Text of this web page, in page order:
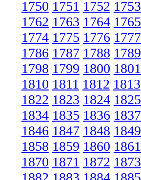
1750 1751 1752 1753
1762 1763 1764 1765
1774 1775 1776 1777
1786 1787 1788 1789
1798 1799 1800 1801
1810 1811 1812 1813
1822 1823 1824 1825
1834 1835 1836 1837
1846 1847 1848 1849
1858 1859 1860 1861
1870 1871 1872 1873